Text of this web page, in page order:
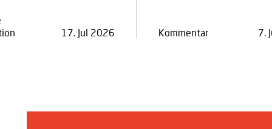
17. Jul 2026 Kommentar 7.